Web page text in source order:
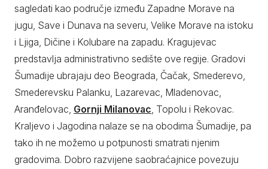
sagledati kao područje između Zapadne Morave na
jugu, Save i Dunava na severu, Velike Morave na istoku
i Ljiga, Dičine i Kolubare na zapadu. Kragujevac
predstavlja administrativno sedište ove regije. Gradovi
Šumadije ubrajaju deo Beograda, Čačak, Smederevo,
Smederevsku Palanku, Lazarevac, Mladenovac,
Aranđelovac, Gornji Milanovac , Topolu i Rekovac.
Kraljevo i Jagodina nalaze se na obodima Šumadije, pa
tako ih ne možemo u potpunosti smatrati njenim
gradovima. Dobro razvijene saobraćajnice povezuju